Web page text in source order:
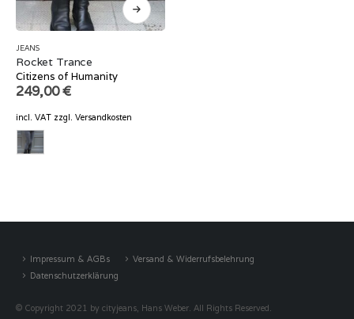
JEANS
Rocket Trance
Citizens of Humanity
249,00€
incl. VAT zzgl. Versandkosten
Impressum & AGBs
Versand & Widerrufsbelehrung
Datenschutzerklärung
© Copyright 2021 by cityjeans, Hans Weber. All Rights Reserved.